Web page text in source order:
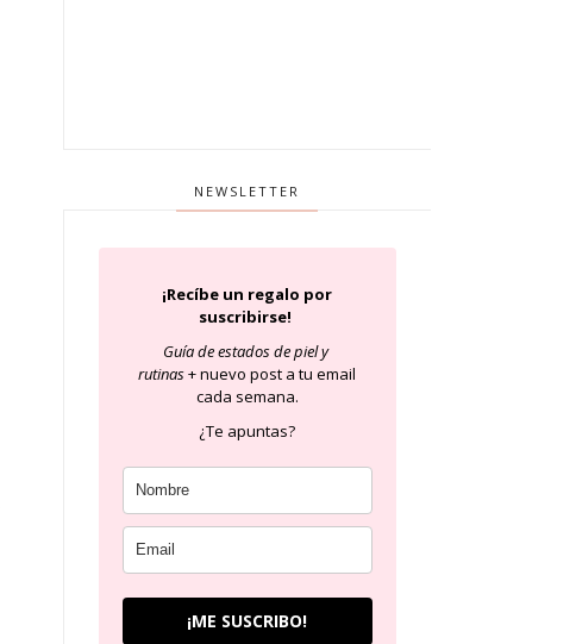
NEWSLETTER
¡Recíbe un regalo por
suscribirse!
Guía de estados de piely
rutinas+ nuevo post a tu email
cada semana.
¿Te apuntas?
¡ME SUSCRIBO!